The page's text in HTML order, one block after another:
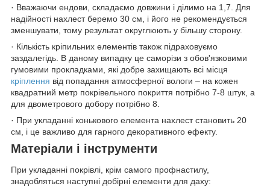
· Вважаючи ендови, складаємо довжини і ділимо на 1,7. Для
надійності нахлест беремо 30 см, і його не рекомендується
зменшувати, тому результат округлюють у більшу сторону.
· Кількість кріпильних елементів також підраховуємо
заздалегідь. В даному випадку це саморізи з обов'язковими
гумовими прокладками, які добре захищають всі місця
кріплення від попадання атмосферної вологи – на кожен
квадратний метр покрівельного покриття потрібно 7-8 штук, а
для двометрового добору потрібно 8.
· При укладанні конькового елемента нахлест становить 20
см, і це важливо для гарного декоративного ефекту.
Матеріали і інструменти
При укладанні покрівлі, крім самого профнастилу,
знадобляться наступні добірні елементи для даху: